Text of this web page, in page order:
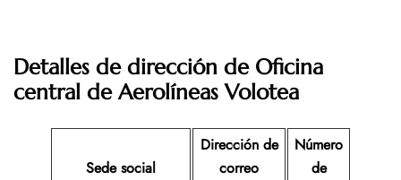
Detalles de dirección de Oficina
central deAerolíneas Volotea
Sede social
Dirección de
correo
Número
de